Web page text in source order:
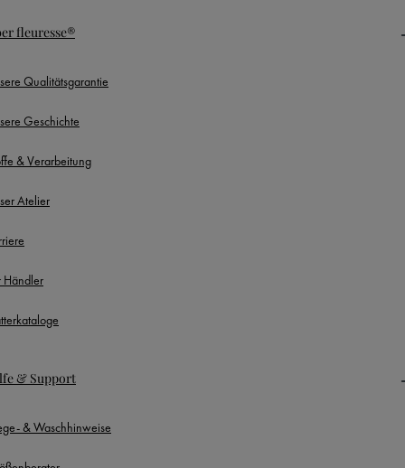
fleuresse®
Qualitätsgarantie
Geschichte
& Verarbeitung
Atelier
Händler
& Support
& Waschhinweise